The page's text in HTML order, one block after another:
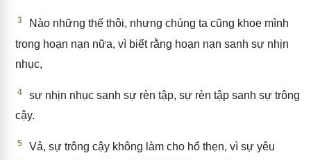
3
Nào những thế thôi, nhưng chúng ta cũng khoe mình
trong hoạn nạn nữa, vì biết rằng hoạn nạn sanh sự nhịn
nhục,
4
sự nhịn nhục sanh sự rèn tập, sự rèn tập sanh sự trông
cậy.
5
Vả, sự trông cậy không làm cho hổ thẹn, vì sự yêu